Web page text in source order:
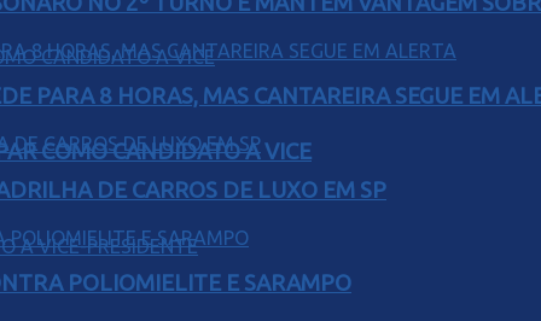
COMO CANDIDATO A VICE
PARA 8 HORAS, MAS CANTAREIRA SEGUE EM
DE CARROS DE LUXO EM SP
POLIOMIELITE E SARAMPO